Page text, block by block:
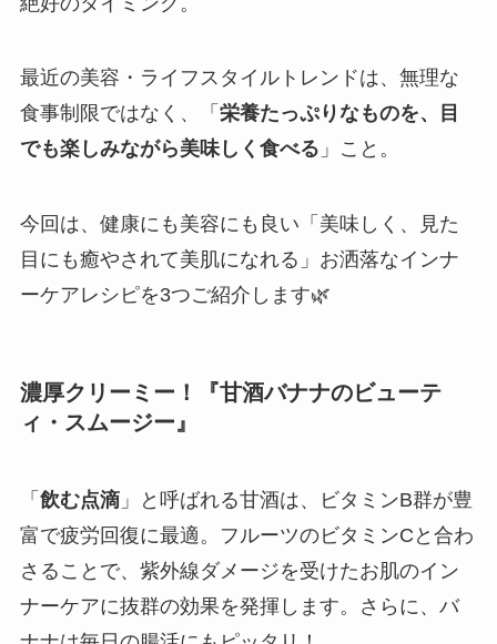
最近の美容・ライフスタイルトレンドは、無理な
食事制限ではなく、「 栄養たっぷりなものを、目
でも楽しみながら美味しく食べる 」こと。
今回は、健康にも美容にも良い「美味しく、見た
目にも癒やされて美肌になれる」お洒落なインナ
ーケアレシピを3つご紹介します🌿
濃厚クリーミー！『甘酒バナナのビューテ
ィ・スムージー』
「 飲む点滴」と呼ばれる甘酒は、ビタミンB群が豊
富で疲労回復に最適。フルーツのビタミンCと合わ
さることで、紫外線ダメージを受けたお肌のイン
ナーケアに抜群の効果を発揮します。さらに、バ